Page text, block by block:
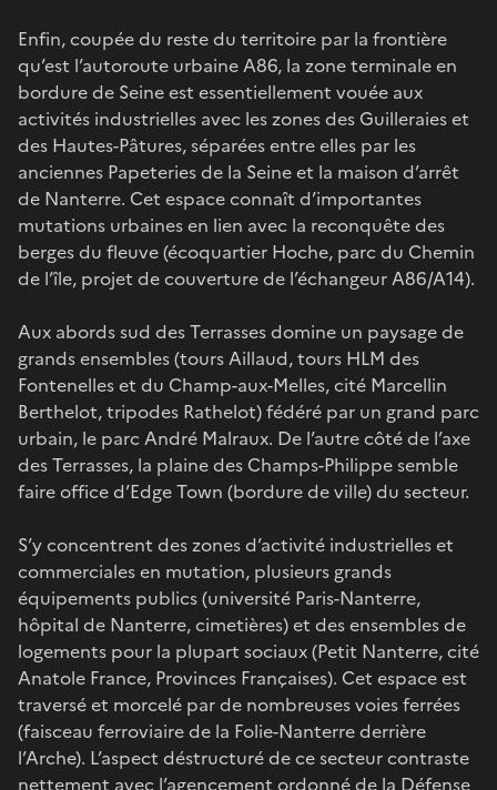
Enfin, coupée du reste du territoire par la frontière
qu’est l’autoroute urbaine A86, la zone terminale en
bordure de Seine est essentiellement vouée aux
activités industrielles avec les zones des Guilleraies et
des Hautes-Pâtures, séparées entre elles par les
anciennes Papeteries de la Seine et la maison d’arrêt
de Nanterre. Cet espace connaît d’importantes
mutations urbaines en lien avec la reconquête des
berges du fleuve (écoquartier Hoche, parc du Chemin
de l’île, projet de couverture de l’échangeur A86/A14).
Aux abords sud des Terrasses domine un paysage de
grands ensembles (tours Aillaud, tours HLM des
Fontenelles et du Champ-aux-Melles, cité Marcellin
Berthelot, tripodes Rathelot) fédéré par un grand parc
urbain, le parc André Malraux. De l’autre côté de l’axe
des Terrasses, la plaine des Champs-Philippe semble
faire office d’Edge Town (bordure de ville) du secteur.
S’y concentrent des zones d’activité industrielles et
commerciales en mutation, plusieurs grands
équipements publics (université Paris-Nanterre,
hôpital de Nanterre, cimetières) et des ensembles de
logements pour la plupart sociaux (Petit Nanterre, cité
Anatole France, Provinces Françaises). Cet espace est
traversé et morcelé par de nombreuses voies ferrées
(faisceau ferroviaire de la Folie-Nanterre derrière
l’Arche). L’aspect déstructuré de ce secteur contraste
nettement avec l’agencement ordonné de la Défense